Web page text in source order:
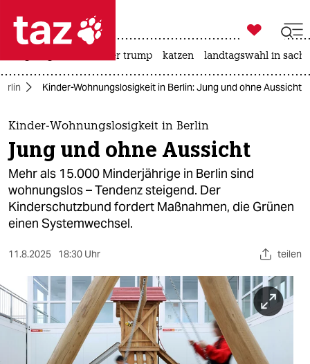
 taz zahl ich
taz zahl ich
themen
politik
öko
gesellschaft
kultur
sport
berlin
nord

taz zahl ich
usa unter trump katzen landtagswahl in
Kinder-Wohnungslosigkeit in Berlin: Jung und ohne Aussicht
Kinder-Wohnungslosigkeit in Berlin
Jung und ohne Aussicht
Mehr als 15.000 Minderjährige in Berlin sind
wohnungslos – Tendenz steigend. Der
Kinderschutzbund fordert Maßnahmen, die Grünen
einen Systemwechsel.
11.8.2025 18:30 Uhr teilen